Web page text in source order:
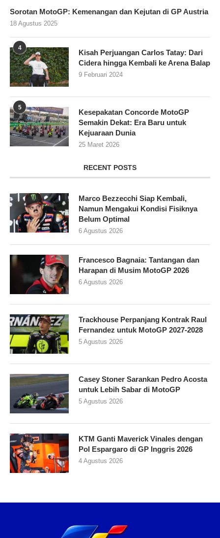
Sorotan MotoGP: Kemenangan dan Kejutan di GP Austria
18 Agustus 2025
4
Kisah Perjuangan Carlos Tatay: Dari
Cidera hingga Kembali ke Arena Balap
9 Februari 2024
5
Kesepakatan Concorde MotoGP
Semakin Dekat: Era Baru untuk
Kejuaraan Dunia
25 Maret 2026
RECENT POSTS
Marco Bezzecchi Siap Kembali,
Namun Mengakui Kondisi Fisiknya
Belum Optimal
6 Agustus 2026
Francesco Bagnaia: Tantangan dan
Harapan di Musim MotoGP 2026
6 Agustus 2026
Trackhouse Perpanjang Kontrak Raul
Fernandez untuk MotoGP 2027-2028
5 Agustus 2026
Casey Stoner Sarankan Pedro Acosta
untuk Lebih Sabar di MotoGP
5 Agustus 2026
KTM Ganti Maverick Vinales dengan
Pol Espargaro di GP Inggris 2026
4 Agustus 2026